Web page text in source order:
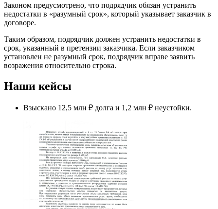
Законом предусмотрено, что подрядчик обязан устранить
недостатки в «разумный срок», который указывает заказчик в
договоре.
Таким образом, подрядчик должен устранить недостатки в
срок, указанный в претензии заказчика. Если заказчиком
установлен не разумный срок, подрядчик вправе заявить
возражения относительно строка.
Наши кейсы
Взыскано 12,5 млн ₽ долга и 1,2 млн ₽ неустойки.